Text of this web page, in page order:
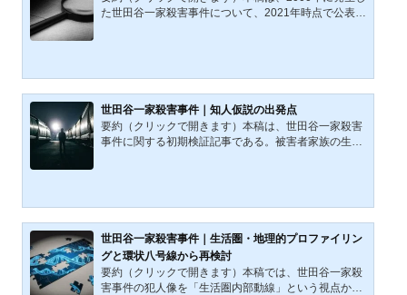
する。そのうえで、顔見知り説、第三者を介した接点
た世田谷一家殺害事件について、2021年時点で公表さ
定打を欠く人物像の輪郭を整理する。断定ではなく、
構造的推論として位置づける。公開日：2021年11月2
3日 / 最終更新日：2026年3月4日2000年12月30日未
明に発生した世田谷一...
世田谷一家殺害事件｜知人仮説の出発点
要約（クリックで開きます）本稿は、世田谷一家殺害
事件に関する初期検証記事である。被害者家族の生活
公開日：2021年12月4日 / 最終更新日：2026年3月4日
本稿は、前回整理した犯人像の前提を引き継ぎつつ、
DNA捜査の具体的可能性と制度的課題を検討するもの
である。事件発生から...
世田谷一家殺害事件｜生活圏・地理的プロファイリン
グと環状八号線から再検討
要約（クリックで開きます）本稿では、世田谷一家殺
害事件の犯人像を「生活圏内部動線」という視点から